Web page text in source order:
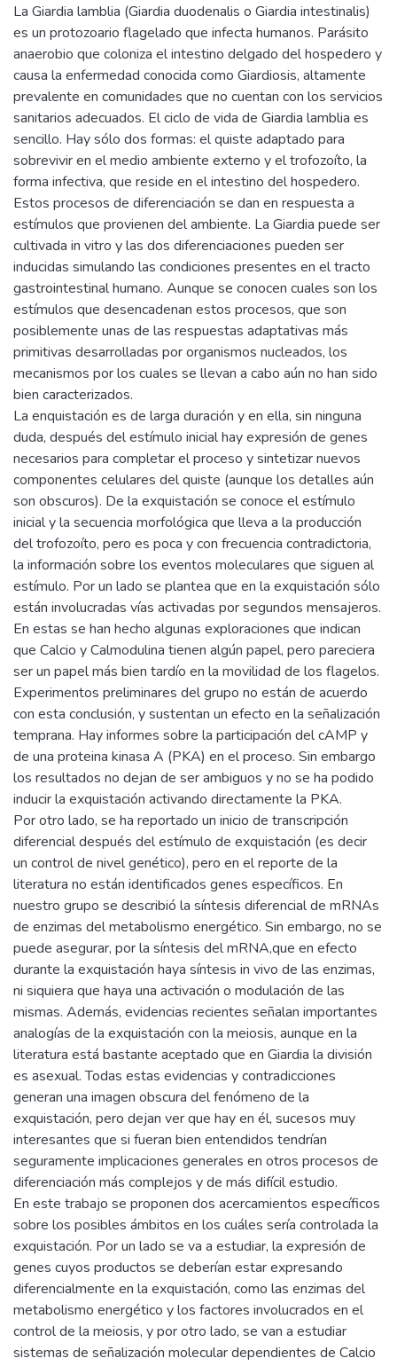
La Giardia lamblia (Giardia duodenalis o Giardia intestinalis)
es un protozoario flagelado que infecta humanos. Parásito
anaerobio que coloniza el intestino delgado del hospedero y
causa la enfermedad conocida como Giardiosis, altamente
prevalente en comunidades que no cuentan con los servicios
sanitarios adecuados. El ciclo de vida de Giardia lamblia es
sencillo. Hay sólo dos formas: el quiste adaptado para
sobrevivir en el medio ambiente externo y el trofozoíto, la
forma infectiva, que reside en el intestino del hospedero.
Estos procesos de diferenciación se dan en respuesta a
estímulos que provienen del ambiente. La Giardia puede ser
cultivada in vitro y las dos diferenciaciones pueden ser
inducidas simulando las condiciones presentes en el tracto
gastrointestinal humano. Aunque se conocen cuales son los
estímulos que desencadenan estos procesos, que son
posiblemente unas de las respuestas adaptativas más
primitivas desarrolladas por organismos nucleados, los
mecanismos por los cuales se llevan a cabo aún no han sido
bien caracterizados.
La enquistación es de larga duración y en ella, sin ninguna
duda, después del estímulo inicial hay expresión de genes
necesarios para completar el proceso y sintetizar nuevos
componentes celulares del quiste (aunque los detalles aún
son obscuros). De la exquistación se conoce el estímulo
inicial y la secuencia morfológica que lleva a la producción
del trofozoíto, pero es poca y con frecuencia contradictoria,
la información sobre los eventos moleculares que siguen al
estímulo. Por un lado se plantea que en la exquistación sólo
están involucradas vías activadas por segundos mensajeros.
En estas se han hecho algunas exploraciones que indican
que Calcio y Calmodulina tienen algún papel, pero pareciera
ser un papel más bien tardío en la movilidad de los flagelos.
Experimentos preliminares del grupo no están de acuerdo
con esta conclusión, y sustentan un efecto en la señalización
temprana. Hay informes sobre la participación del cAMP y
de una proteina kinasa A (PKA) en el proceso. Sin embargo
los resultados no dejan de ser ambiguos y no se ha podido
inducir la exquistación activando directamente la PKA.
Por otro lado, se ha reportado un inicio de transcripción
diferencial después del estímulo de exquistación (es decir
un control de nivel genético), pero en el reporte de la
literatura no están identificados genes específicos. En
nuestro grupo se describió la síntesis diferencial de mRNAs
de enzimas del metabolismo energético. Sin embargo, no se
puede asegurar, por la síntesis del mRNA,que en efecto
durante la exquistación haya síntesis in vivo de las enzimas,
ni siquiera que haya una activación o modulación de las
mismas. Además, evidencias recientes señalan importantes
analogías de la exquistación con la meiosis, aunque en la
literatura está bastante aceptado que en Giardia la división
es asexual. Todas estas evidencias y contradicciones
generan una imagen obscura del fenómeno de la
exquistación, pero dejan ver que hay en él, sucesos muy
interesantes que si fueran bien entendidos tendrían
seguramente implicaciones generales en otros procesos de
diferenciación más complejos y de más difícil estudio.
En este trabajo se proponen dos acercamientos específicos
sobre los posibles ámbitos en los cuáles sería controlada la
exquistación. Por un lado se va a estudiar, la expresión de
genes cuyos productos se deberían estar expresando
diferencialmente en la exquistación, como las enzimas del
metabolismo energético y los factores involucrados en el
control de la meiosis, y por otro lado, se van a estudiar
sistemas de señalización molecular dependientes de Calcio